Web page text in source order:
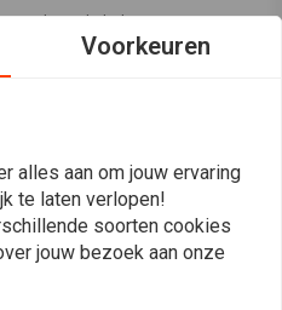
op de markt behoren. Daarom
kopen.
en remdelen. De prijs is
juiste TRW-producten vinden via
bladeren!
(0 beoordelingen)
Voorkeuren
alles aan om jouw ervaring
te laten verlopen!
soorten cookies
jouw bezoek aan onze